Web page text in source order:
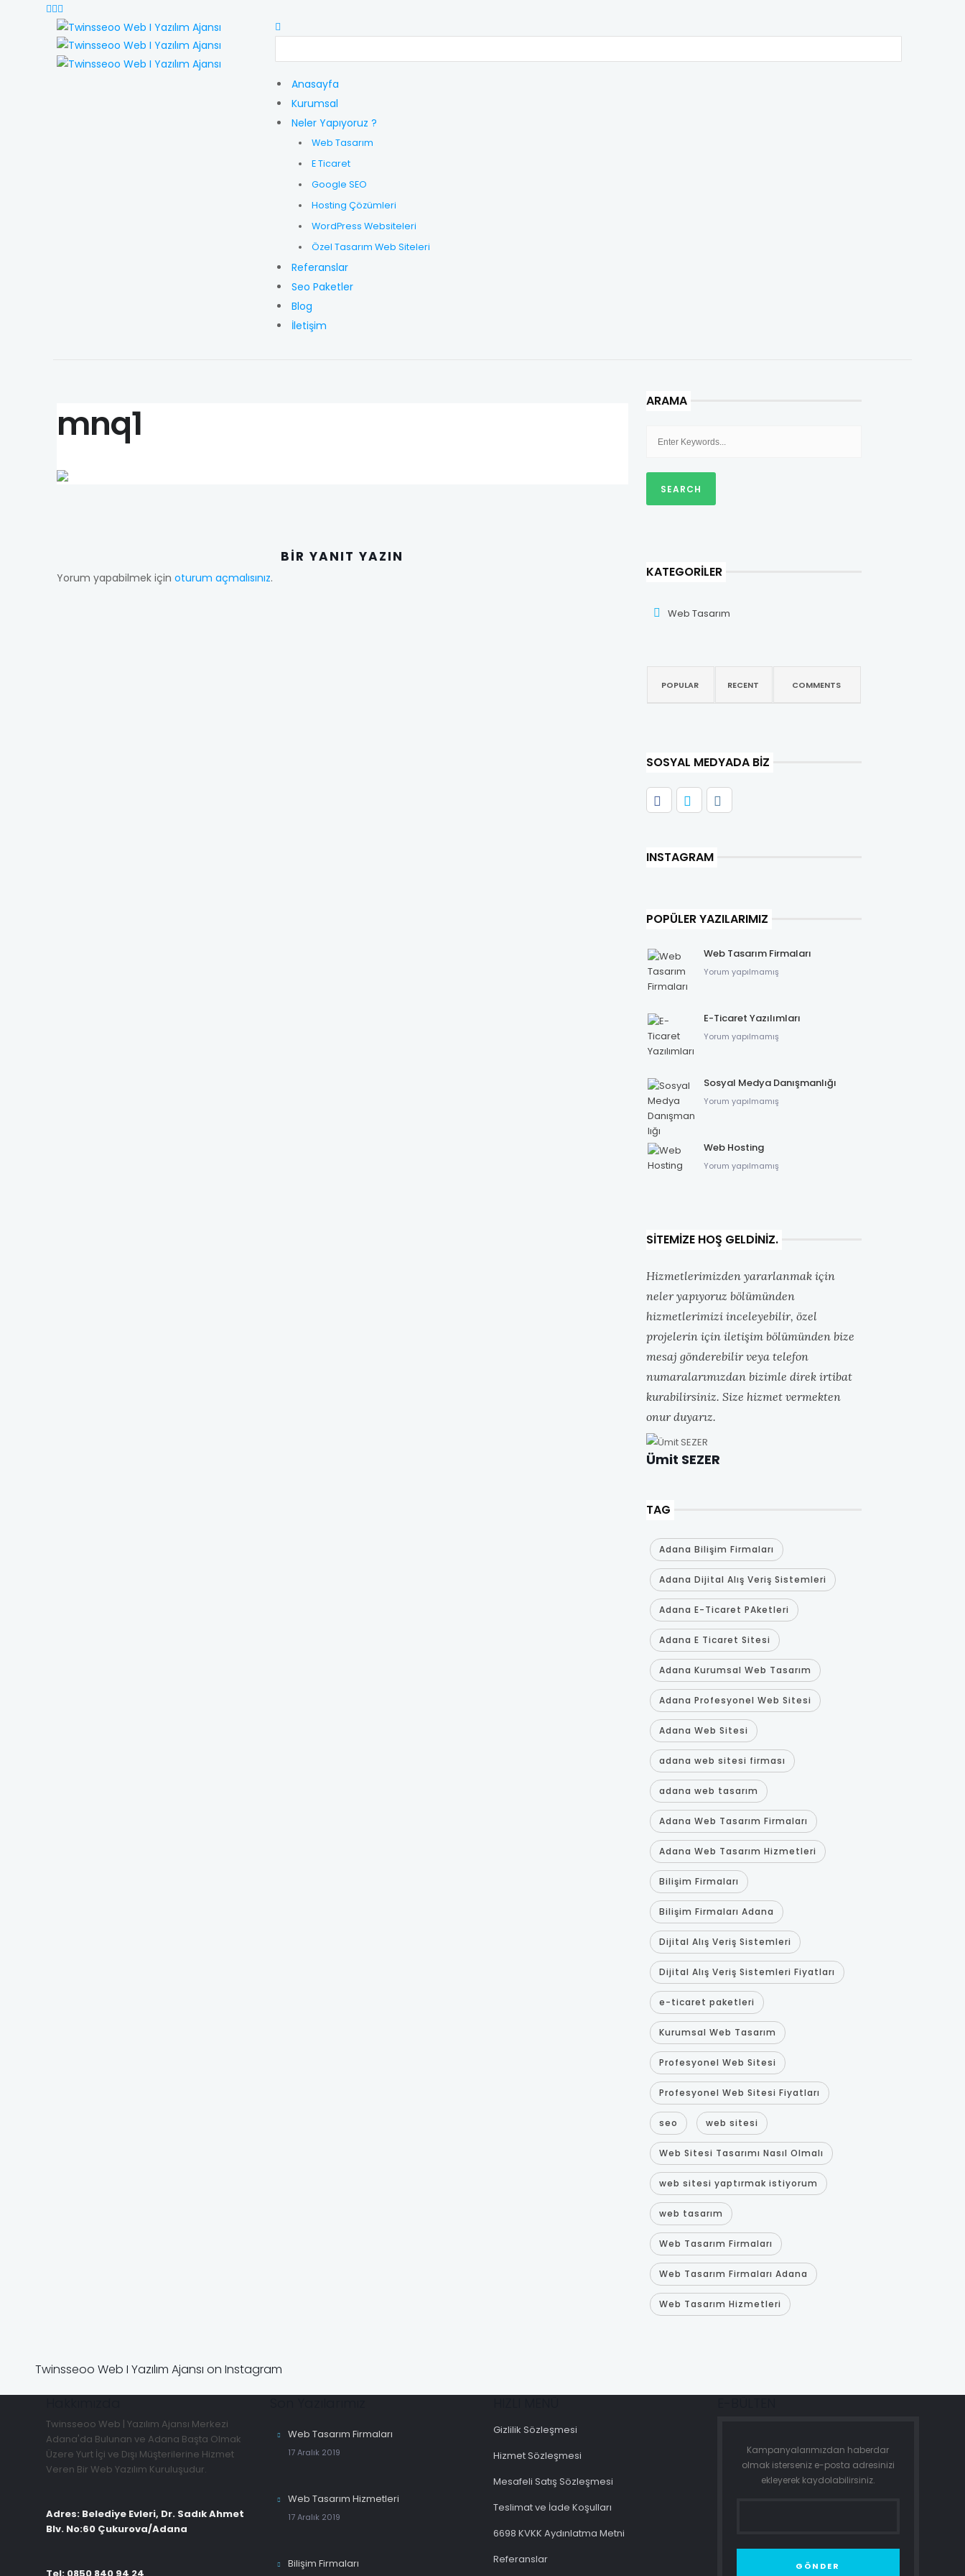
Anasayfa
Kurumsal
Neler Yapıyoruz ?
Web Tasarım
E Ticaret
Google SEO
Hosting Çözümleri
WordPress Websiteleri
Özel Tasarım Web Siteleri
Referanslar
Seo Paketler
Blog
İletişim
mnq1
BIR YANIT YAZIN
Yorum yapabilmek için oturum açmalısınız.
ARAMA
KATEGORILER
Web Tasarım
POPULAR RECENT COMMENTS
SOSYAL MEDYADA BIZ
INSTAGRAM
POPÜLER YAZILARIMIZ
Web Tasarım Firmaları
Yorum yapılmamış
E-Ticaret Yazılımları
Yorum yapılmamış
Sosyal Medya Danışmanlığı
Yorum yapılmamış
Web Hosting
Yorum yapılmamış
SITEMIZE HOŞ GELDINIZ.
Hizmetlerimizden yararlanmak için
neler yapıyoruz bölümünden
hizmetlerimizi inceleyebilir, özel
projelerin için iletişim bölümünden bize
mesaj gönderebilir veya telefon
numaralarımızdan bizimle direk irtibat
kurabilirsiniz. Size hizmet vermekten
onur duyarız.
Ümit SEZER
TAG
Adana Bilişim Firmaları
Adana Dijital Alış Veriş Sistemleri
Adana E-Ticaret PAketleri
Adana E Ticaret Sitesi
Adana Kurumsal Web Tasarım
Adana Profesyonel Web Sitesi
Adana Web Sitesi
adana web sitesi firması
adana web tasarım
Adana Web Tasarım Firmaları
Adana Web Tasarım Hizmetleri
Bilişim Firmaları
Bilişim Firmaları Adana
Dijital Alış Veriş Sistemleri
Dijital Alış Veriş Sistemleri Fiyatları
e-ticaret paketleri
Kurumsal Web Tasarım
Profesyonel Web Sitesi
Profesyonel Web Sitesi Fiyatları
seo web sitesi
Web Sitesi Tasarımı Nasıl Olmalı
web sitesi yaptırmak istiyorum
web tasarım
Web Tasarım Firmaları
Web Tasarım Firmaları Adana
Web Tasarım Hizmetleri
Twinsseoo Web I Yazılım Ajansı on Instagram
Twinsseoo Web | Yazılım Ajansı Merkezi
Adana'da Bulunan ve Adana Başta Olmak
Üzere Yurt İçi ve Dışı Müşterilerine Hizmet
Veren Bir Web Yazılım Kuruluşudur.
Adres: Belediye Evleri, Dr. Sadık Ahmet
Blv. No:60 Çukurova/Adana
Web Tasarım Firmaları
17 Aralık 2019
Web Tasarım Hizmetleri
17 Aralık 2019
Bilişim Firmaları
Gizlilik Sözleşmesi
Hizmet Sözleşmesi
Mesafeli Satış Sözleşmesi
Teslimat ve İade Koşulları
6698 KVKK Aydınlatma Metni
Referanslar
Kampanyalarımızdan haberdar
olmak isterseniz e-posta adresinizi
ekleyerek kaydolabilirsiniz.
GÖNDER